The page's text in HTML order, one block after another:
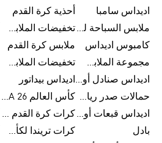
اديداس سامبا
أحذية كرة القدم
ملابس السباحة للرجال
تخفيضات الملابس الرياضية
كامبوس اديداس
ملابس كرة القدم
مجموعة الملابس الرياضية
تخفيضات الملابس للرجال
اديداس صنادل أورجينال للنساء اديداس بيداتور
حمالات صدر رياضية
كأس العالم FIFA 26™
اديداس قبعات أورجينال للرجال
كرات كرة القدم للرجال
بادل
كرات تريندا لكأس العالم FIFA 26™